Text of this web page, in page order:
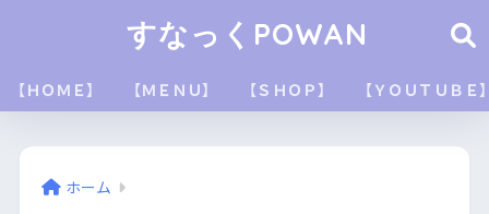
すなっくPOWAN
【ＨＯＭＥ】 【ＭＥＮＵ】 【ＳＨＯＰ】 【ＹＯＵＴＵＢＥ
ホーム